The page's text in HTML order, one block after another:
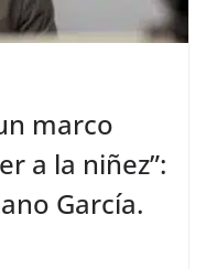
marco
a la niñez”:
García.